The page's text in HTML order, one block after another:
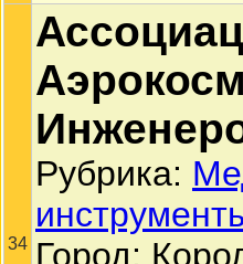
34
Рубрика:
Город: